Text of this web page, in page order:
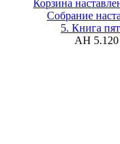
Корзина
Собрание
5. Книга
АН 5.120